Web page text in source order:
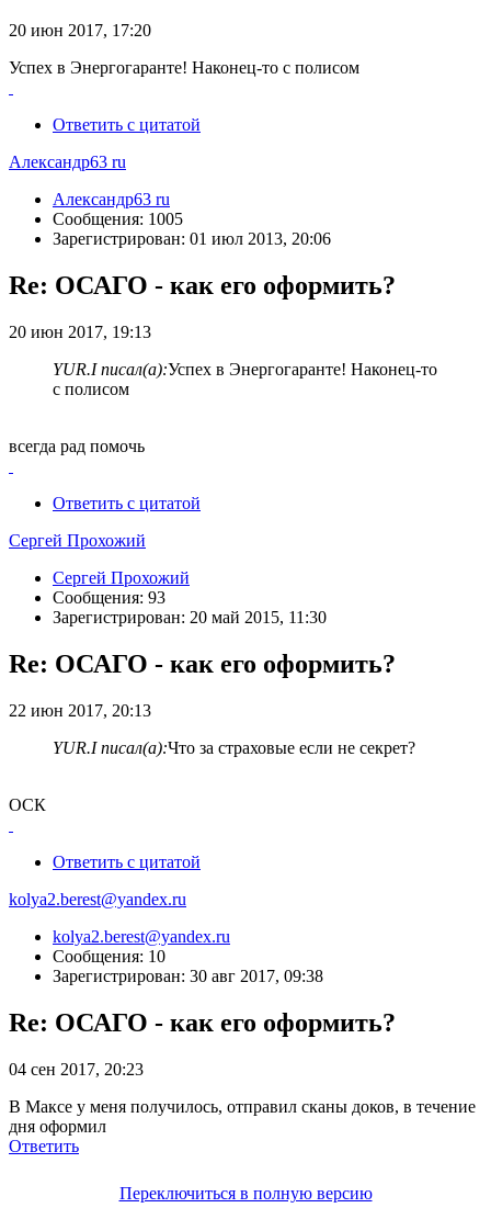
20 июн 2017, 17:20
Успех в Энергогаранте! Наконец-то с полисом
Ответить с цитатой
Александр63 ru
Александр63 ru
Сообщения: 1005
Зарегистрирован: 01 июл 2013, 20:06
Re: ОСАГО - как его оформить?
20 июн 2017, 19:13
YUR.I писал(а):Успех в Энергогаранте! Наконец-то
с полисом
всегда рад помочь
Ответить с цитатой
Сергей Прохожий
Сергей Прохожий
Сообщения: 93
Зарегистрирован: 20 май 2015, 11:30
Re: ОСАГО - как его оформить?
22 июн 2017, 20:13
YUR.I писал(а):Что за страховые если не секрет?
ОСК
Ответить с цитатой
kolya2.berest@yandex.ru
kolya2.berest@yandex.ru
Сообщения: 10
Зарегистрирован: 30 авг 2017, 09:38
Re: ОСАГО - как его оформить?
04 сен 2017, 20:23
В Максе у меня получилось, отправил сканы доков, в течение
дня оформил
Ответить
Переключиться в полную версию